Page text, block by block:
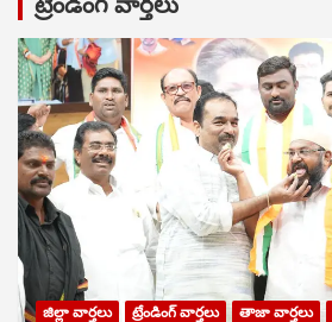
జిల్లా వార్తలు ట్రేండింగ్ వార్తలు తాజా వార్తలు